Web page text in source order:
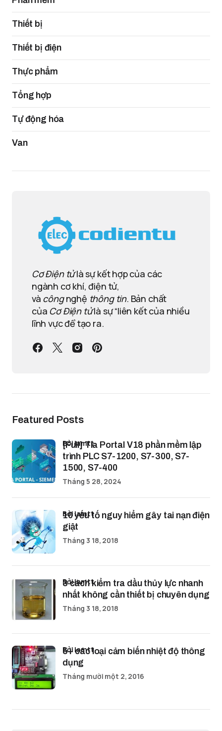
Thiết bị
Thiết bị điện
Thực phẩm
Tổng hợp
Tự động hóa
Van
Cơ Điện tửlà sự kết hợp của các
ngành cơ khí, điện tử,
và côngnghệ thông tin. Bản chất
của Cơ Điện tửlà sự “liên kết của nhiều
lĩnh vực để tạo ra.
Featured Posts
[Full] Tia Portal V18 phần mềm lập
trình PLC S7-1200, S7-300, S7-
1500, S7-400
bởi lamtt
Tháng 5 28, 2024
10 yếu tố nguy hiểm gây tai nạn điện
giật
bởi lamtt
Tháng 3 18, 2018
3 cách kiểm tra dầu thủy lực nhanh
nhất không cần thiết bị chuyên dụng
bởi lamtt
Tháng 3 18, 2018
5+ các loại cảm biến nhiệt độ thông
dụng
bởi lamtt
Tháng mười một 2, 2016